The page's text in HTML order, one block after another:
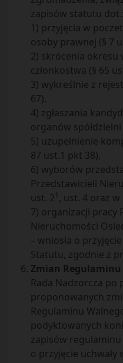
zapisów statutu dot.:
1) przyjęcia w
osoby prawnej (§ 7
2) skrócenia okresu
członkostwa (§ 65
3) wykreślnie z
67),
4) zgłaszania
organów spółdzielni
5) uzupełnienie
87 ust.1 pkt 38),
6) wyborów
Przedstawicieli
ust. 2 1 , ust. 4 oraz w
7) organizacji pracy
Nieruchomości
– wniosła o
Statutu, zgodnie z
Zmian
Rada Nadzorcza po
proponowanych
Regulaminu
podyktowanych
zapisów
o przyjęcie uchwały